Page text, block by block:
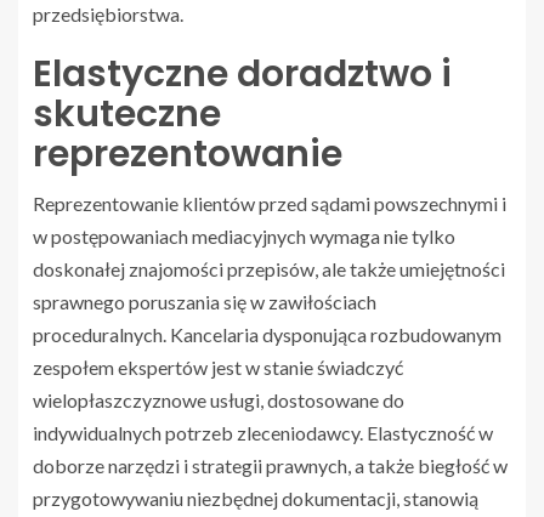
przedsiębiorstwa.
Elastyczne doradztwo i
skuteczne
reprezentowanie
Reprezentowanie klientów przed sądami powszechnymi i
w postępowaniach mediacyjnych wymaga nie tylko
doskonałej znajomości przepisów, ale także umiejętności
sprawnego poruszania się w zawiłościach
proceduralnych. Kancelaria dysponująca rozbudowanym
zespołem ekspertów jest w stanie świadczyć
wielopłaszczyznowe usługi, dostosowane do
indywidualnych potrzeb zleceniodawcy. Elastyczność w
doborze narzędzi i strategii prawnych, a także biegłość w
przygotowywaniu niezbędnej dokumentacji, stanowią